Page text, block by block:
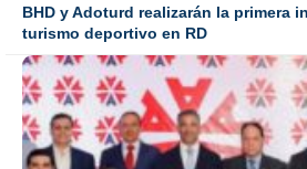
BHD y Adoturd realizarán la primera
turismo deportivo en RD